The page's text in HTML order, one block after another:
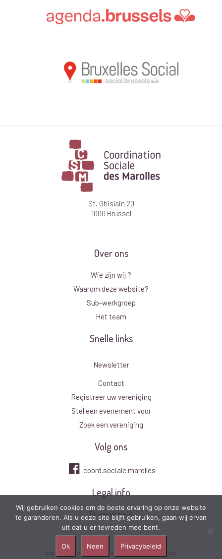
St. Ghislain 20
1000 Brussel
Over ons
Wie zijn wij ?
Waarom deze website?
Sub-werkgroep
Het team
Snelle links
Newsletter
Contact
Registreer uw vereniging
Stel een evenement voor
Zoek een vereniging
Volg ons
coord.sociale.marolles
Legal info
Privacybeleid
Site réalisé par Média Animation 2021 Connexion
Wij gebruiken cookies om de beste ervaring op onze website
te garanderen. Als u deze site blijft gebruiken, gaan wij ervan
uit dat u er tevreden mee bent.
Ok Neen Privacybeleid